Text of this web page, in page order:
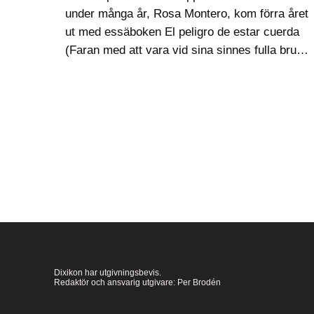
under många år, Rosa Montero, kom förra året
ut med essäboken El peligro de estar cuerda
(Faran med att vara vid sina sinnes fulla bruk)
Dixikon har utgivningsbevis.
Redaktör och ansvarig utgivare: Per Brodén